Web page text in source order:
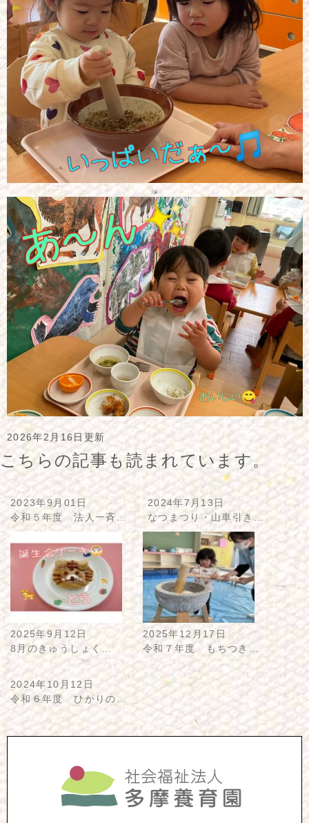
2026年2月16日更新
こちらの記事も読まれています。
2023年9月01日
令和５年度 法人一斉…
2024年7月13日
なつまつり・山車引き…
2025年9月12日
8月のきゅうしょく…
2025年12月17日
令和７年度 もちつき…
2024年10月12日
令和６年度 ひかりの…